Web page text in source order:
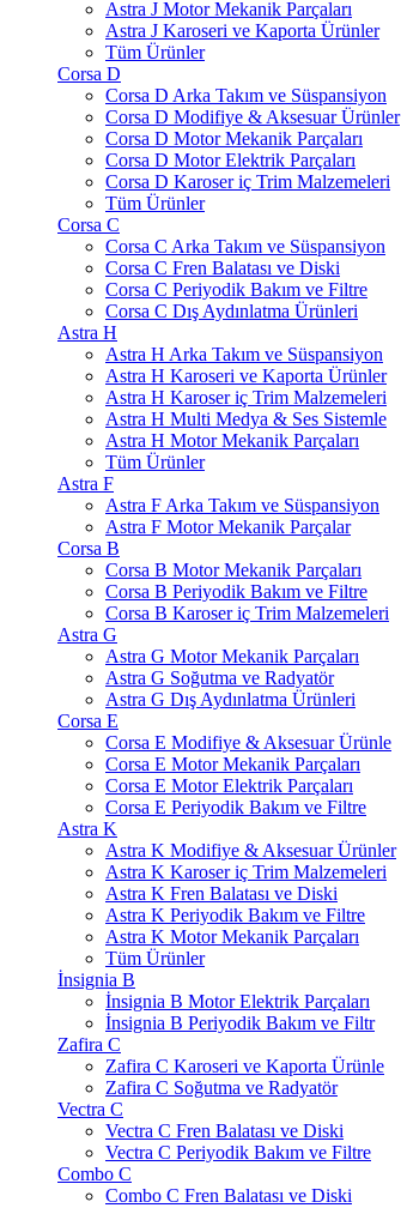
Astra J Motor Mekanik Parçaları
Astra J Karoseri ve Kaporta Ürünler
Tüm Ürünler
Corsa D
Corsa D Arka Takım ve Süspansiyon
Corsa D Modifiye & Aksesuar Ürünler
Corsa D Motor Mekanik Parçaları
Corsa D Motor Elektrik Parçaları
Corsa D Karoser iç Trim Malzemeleri
Tüm Ürünler
Corsa C
Corsa C Arka Takım ve Süspansiyon
Corsa C Fren Balatası ve Diski
Corsa C Periyodik Bakım ve Filtre
Corsa C Dış Aydınlatma Ürünleri
Astra H
Astra H Arka Takım ve Süspansiyon
Astra H Karoseri ve Kaporta Ürünler
Astra H Karoser iç Trim Malzemeleri
Astra H Multi Medya & Ses Sistemle
Astra H Motor Mekanik Parçaları
Tüm Ürünler
Astra F
Astra F Arka Takım ve Süspansiyon
Astra F Motor Mekanik Parçalar
Corsa B
Corsa B Motor Mekanik Parçaları
Corsa B Periyodik Bakım ve Filtre
Corsa B Karoser iç Trim Malzemeleri
Astra G
Astra G Motor Mekanik Parçaları
Astra G Soğutma ve Radyatör
Astra G Dış Aydınlatma Ürünleri
Corsa E
Corsa E Modifiye & Aksesuar Ürünle
Corsa E Motor Mekanik Parçaları
Corsa E Motor Elektrik Parçaları
Corsa E Periyodik Bakım ve Filtre
Astra K
Astra K Modifiye & Aksesuar Ürünler
Astra K Karoser iç Trim Malzemeleri
Astra K Fren Balatası ve Diski
Astra K Periyodik Bakım ve Filtre
Astra K Motor Mekanik Parçaları
Tüm Ürünler
İnsignia B
İnsignia B Motor Elektrik Parçaları
İnsignia B Periyodik Bakım ve Filtr
Zafira C
Zafira C Karoseri ve Kaporta Ürünle
Zafira C Soğutma ve Radyatör
Vectra C
Vectra C Fren Balatası ve Diski
Vectra C Periyodik Bakım ve Filtre
Combo C
Combo C Fren Balatası ve Diski